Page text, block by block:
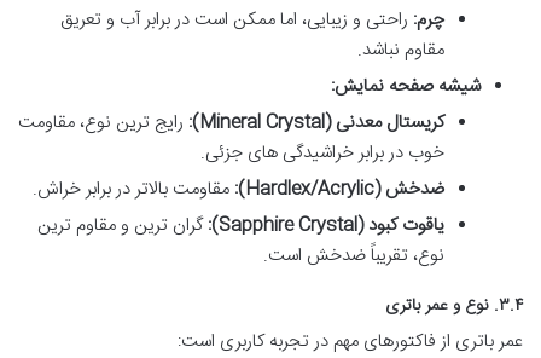
چرم: راحتی و زیبایی، اما ممکن است در برابر آب و تعریق
مقاوم نباشد.
شیشه صفحه نمایش:
کریستال معدنی (Mineral Crystal):
رایج ترین نوع، مقاومت
خوب در برابر خراشیدگی های جزئی.
ضدخش (Hardlex/Acrylic):
مقاومت بالاتر در برابر خراش.
یاقوت کبود (Sapphire Crystal):
گران ترین و مقاوم ترین
نوع، تقریباً ضدخش است.
۳.۴. نوع و عمر باتری
عمر باتری از فاکتورهای مهم در تجربه کاربری است: